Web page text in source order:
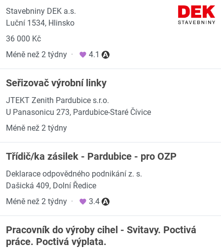
Stavebniny DEK a.s.
Luční 1534, Hlinsko
36 000 Kč
Méně než 2 týdny · 4.1
Seřizovač výrobní linky
JTEKT Zenith Pardubice s.r.o.
U Panasonicu 273, Pardubice-Staré Čívice
Méně než 2 týdny
Třídič/ka zásilek - Pardubice - pro OZP
Deklarace odpovědného podnikání z. s.
Dašická 409, Dolní Ředice
Méně než 2 týdny · 3.4
Pracovník do výroby cihel - Svitavy. Poctivá
práce. Poctivá výplata.